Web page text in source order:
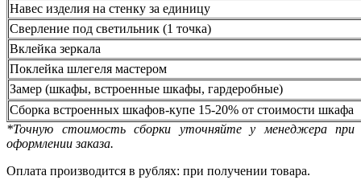
Навес изделия на стенку за единицу
Сверление под светильник (1 точка)
Вклейка зеркала
Поклейка шлегеля мастером
Замер (шкафы, встроенные шкафы, гардеробные)
Сборка встроенных шкафов-купе 15-20% от стоимости шкафа
*Точную стоимость сборки уточняйте у менеджера при
оформлении заказа.
Оплата производится в рублях: при получении товара.